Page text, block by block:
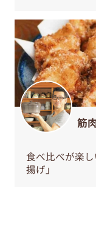
筋
食べ比べが楽
揚げ」